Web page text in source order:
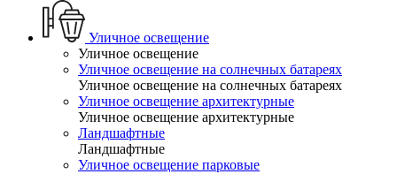
Уличное освещение
Уличное освещение
Уличное освещение на солнечных батареях
Уличное освещение на солнечных батареях
Уличное освещение архитектурные
Уличное освещение архитектурные
Ландшафтные
Ландшафтные
Уличное освещение парковые